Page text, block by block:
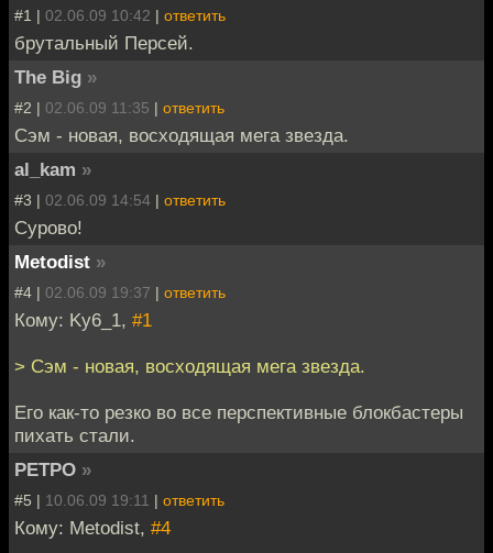
#1 | 02.06.09 10:42 | ответить
брутальный Персей.
The Big »
#2 | 02.06.09 11:35 | ответить
Сэм - новая, восходящая мега звезда.
al_kam »
#3 | 02.06.09 14:54 | ответить
Сурово!
Metodist »
#4 | 02.06.09 19:37 | ответить
Кому: Ky6_1, #1
> Сэм - новая, восходящая мега звезда.
Его как-то резко во все перспективные блокбастеры
пихать стали.
PETPO »
#5 | 10.06.09 19:11 | ответить
Кому: Metodist, #4